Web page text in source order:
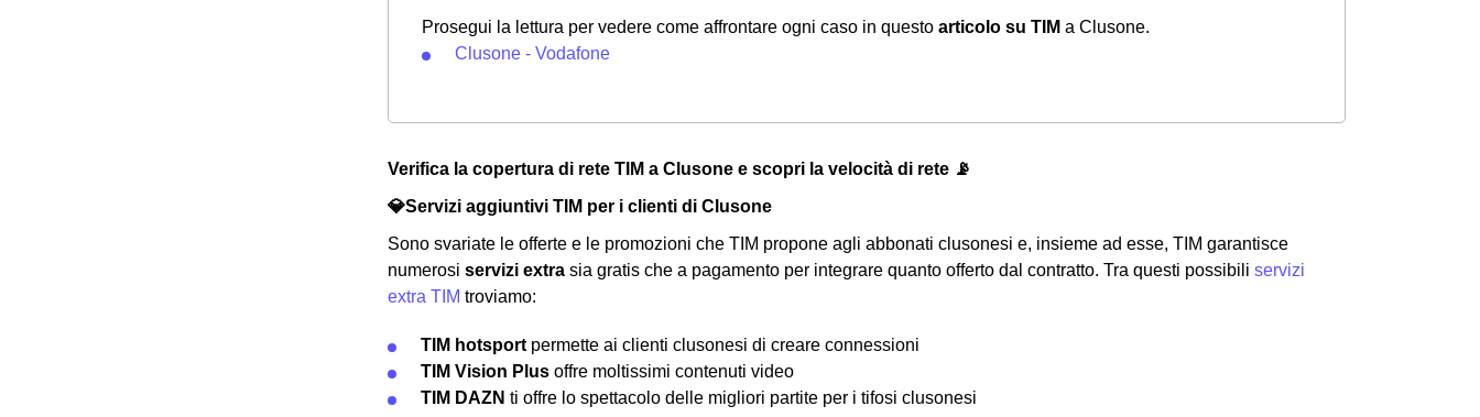
Prosegui la lettura per vedere come affrontare ogni caso in questo articolo su TIM a Clusone.
Clusone - Vodafone
Verifica la copertura di rete TIM a Clusone e scopri la velocità di rete 📡
💎Servizi aggiuntivi TIM per i clienti di Clusone
Sono svariate le offerte e le promozioni che TIM propone agli abbonati clusonesi e, insieme ad esse, TIM garantisce
numerosi servizi extra sia gratis che a pagamento per integrare quanto offerto dal contratto. Tra questi possibili servizi
extra TIM troviamo:
TIM hotsport permette ai clienti clusonesi di creare connessioni
TIM Vision Plus offre moltissimi contenuti video
TIM DAZN ti offre lo spettacolo delle migliori partite per i tifosi clusonesi